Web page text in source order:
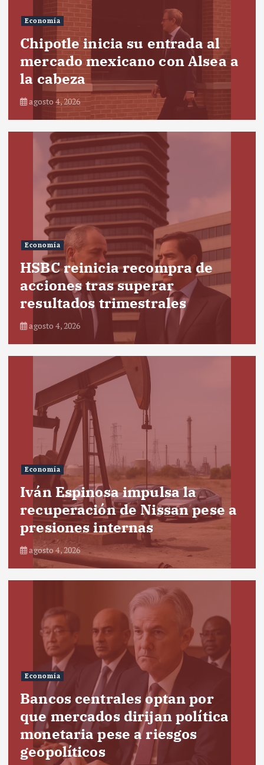
Economía
Chipotle inicia su entrada al
mercado mexicano con Alsea a
la cabeza
agosto 4, 2026
Economía
HSBC reinicia recompra de
acciones tras superar
resultados trimestrales
agosto 4, 2026
Economía
Iván Espinosa impulsa la
recuperación de Nissan pese a
presiones internas
agosto 4, 2026
Economía
Bancos centrales optan por
que mercados dirijan política
monetaria pese a riesgos
geopolíticos